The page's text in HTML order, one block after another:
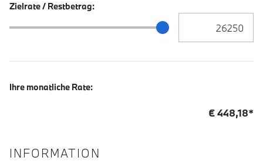
Zielrate / Restbetrag:
Zielrate / Restbetrag Schieberegler
Ihre monatliche Rate:
€448,18*
INFORMATION